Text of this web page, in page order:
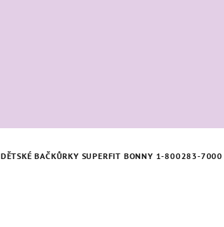
DĚTSKÉ BAČKŮRKY SUPERFIT BONNY 1-800283-7000